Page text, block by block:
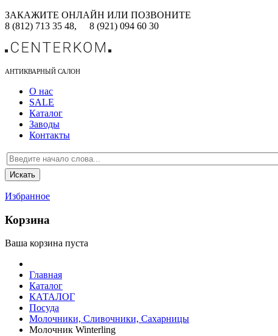
ЗАКАЖИТЕ ОНЛАЙН ИЛИ ПОЗВОНИТЕ
8 (812) 713 35 48,
8 (921) 094 60 30
АНТИКВАРНЫЙ САЛОН
О нас
SALE
Каталог
Заводы
Контакты
Избранное
Корзина
Ваша корзина пуста
Главная
Каталог
КАТАЛОГ
Посуда
Молочники, Сливочники, Сахарницы
Молочник Winterling